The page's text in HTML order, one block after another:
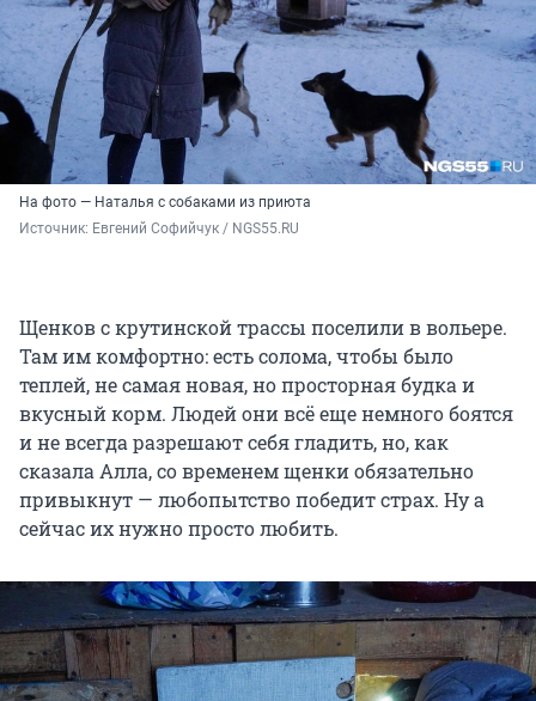
На фото — Наталья с собаками из приюта
Источник: Евгений Софийчук / NGS55.RU
Щенков с крутинской трассы поселили в вольере.
Там им комфортно: есть солома, чтобы было
теплей, не самая новая, но просторная будка и
вкусный корм. Людей они всё еще немного боятся
и не всегда разрешают себя гладить, но, как
сказала Алла, со временем щенки обязательно
привыкнут — любопытство победит страх. Ну а
сейчас их нужно просто любить.